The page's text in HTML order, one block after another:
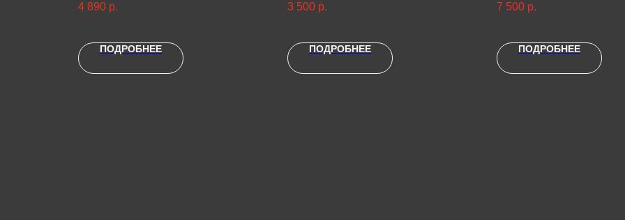
4 890 р.
ПОДРОБНЕЕ
3 500 р.
ПОДРОБНЕЕ
Arctic Leopard Snow Е-Х
Arctic Leopard Mountain E-
/ 700
7 500 р.
ПОДРОБНЕЕ